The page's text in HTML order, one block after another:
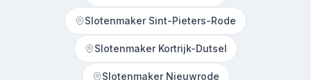
Slotenmaker Sint-Pieters-Rode
Slotenmaker Kortrijk-Dutsel
Slotenmaker Nieuwrode